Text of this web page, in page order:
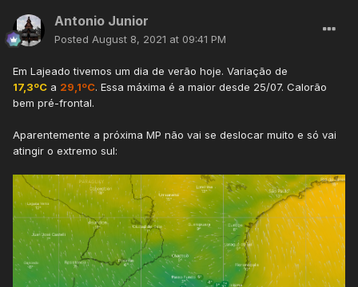
Antonio Junior
Posted August 8, 2021 at 09:41 PM
Em Lajeado tivemos um dia de verão hoje. Variação de
17,3ºC a 29,1ºC. Essa máxima é a maior desde 25/07. Calorão
bem pré-frontal.
Aparentemente a próxima MP não vai se deslocar muito e só vai
atingir o extremo sul: